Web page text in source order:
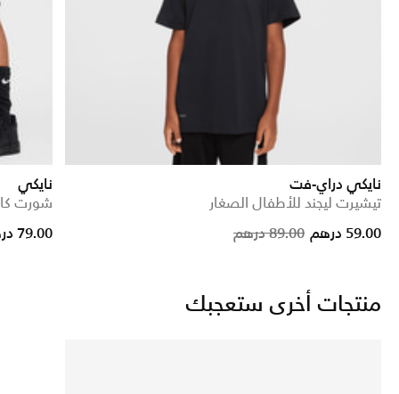
نايكي دراي-فت
تيشيرت ليجند للأطفال الصغار
Price 89.00 درهم to
59.00 درهم
نايكي
شورت
reduced from
to
79.00 درهم
منتجات أخرى ستعجبك